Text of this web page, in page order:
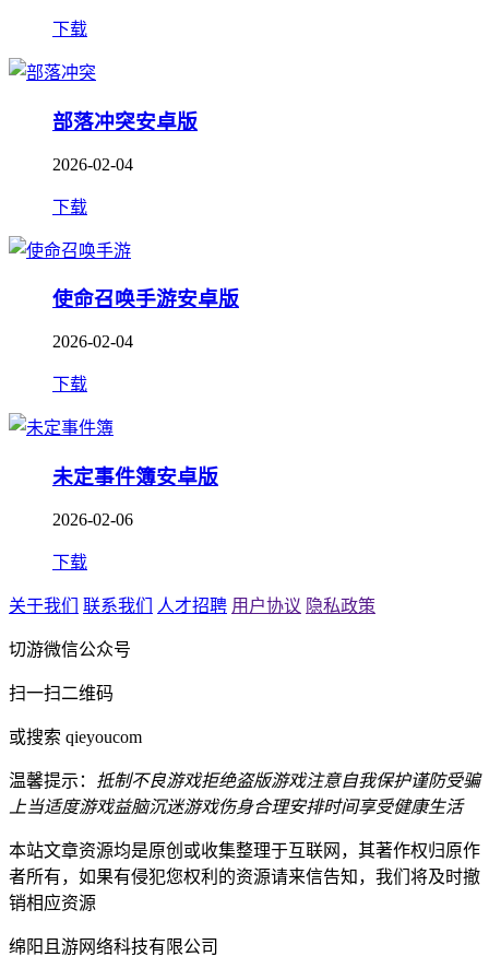
下载
部落冲突安卓版
2026-02-04
下载
使命召唤手游安卓版
2026-02-04
下载
未定事件簿安卓版
2026-02-06
下载
关于我们 联系我们 人才招聘 用户协议 隐私政策
切游微信公众号
扫一扫二维码
或搜索 qieyoucom
温馨提示： 抵制不良游戏拒绝盗版游戏注意自我保护谨防受骗
上当适度游戏益脑沉迷游戏伤身合理安排时间享受健康生活
本站文章资源均是原创或收集整理于互联网，其著作权归原作
者所有，如果有侵犯您权利的资源请来信告知，我们将及时撤
销相应资源
绵阳且游网络科技有限公司